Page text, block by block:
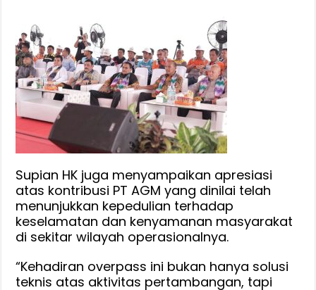
Supian HK juga menyampaikan apresiasi
atas kontribusi PT AGM yang dinilai telah
menunjukkan kepedulian terhadap
keselamatan dan kenyamanan masyarakat
di sekitar wilayah operasionalnya.
“Kehadiran overpass ini bukan hanya solusi
teknis atas aktivitas pertambangan, tapi